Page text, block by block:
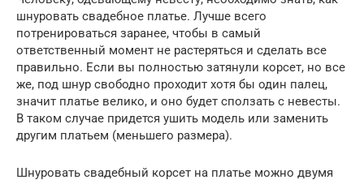
шнуровать свадебное платье. Лучше всего
потренироваться заранее, чтобы в самый
ответственный момент не растеряться и сделать все
правильно. Если вы полностью затянули корсет, но все
же, под шнур свободно проходит хотя бы один палец,
значит платье велико, и оно будет сползать с невесты.
В таком случае придется ушить модель или заменить
другим платьем (меньшего размера).
Шнуровать свадебный корсет на платье можно двумя